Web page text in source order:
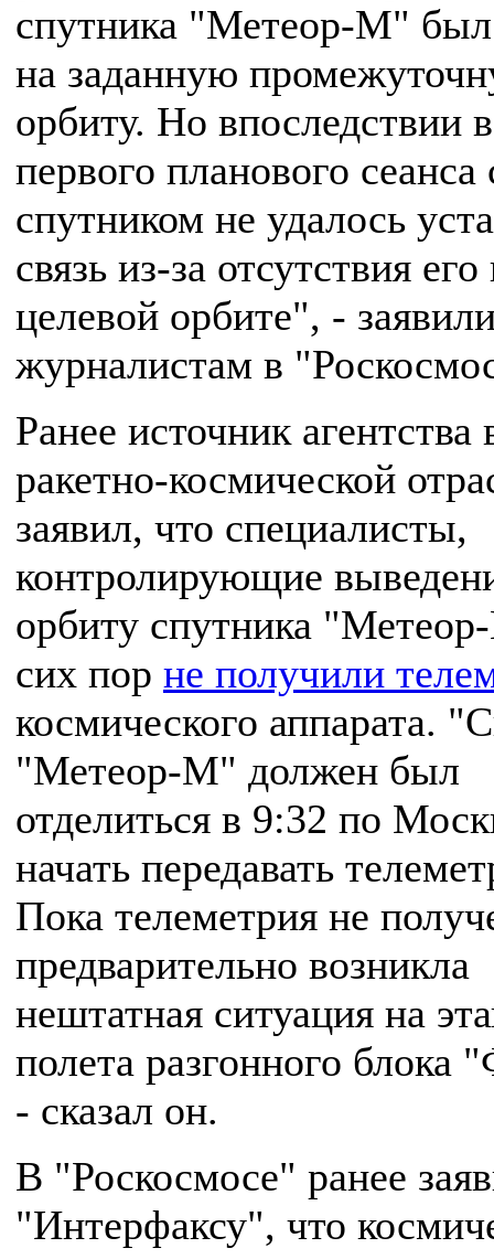
спутника "Метеор-М"
на заданную
орбиту. Но впоследствии
первого планового сеанса
спутником не удалось
связь из-за отсутствия его
целевой орбите", -
журналистам в
Ранее источник агентства
ракетно-космической
заявил, что специалисты,
контролирующие
орбиту спутника
сих пор не получили
космического аппарата.
"Метеор-М" должен был
отделиться в 9:32 по
начать передавать
Пока телеметрия не
предварительно возникла
нештатная ситуация на
полета разгонного блока
- сказал он.
В "Роскосмосе" ранее
"Интерфаксу", что